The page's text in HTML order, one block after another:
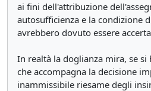
ai fini dell'attribuzione
autosufficienza e la condizione
avrebbero dovuto essere
In realtà la doglianza mira, se
che accompagna la decisione
inammissibile riesame degli